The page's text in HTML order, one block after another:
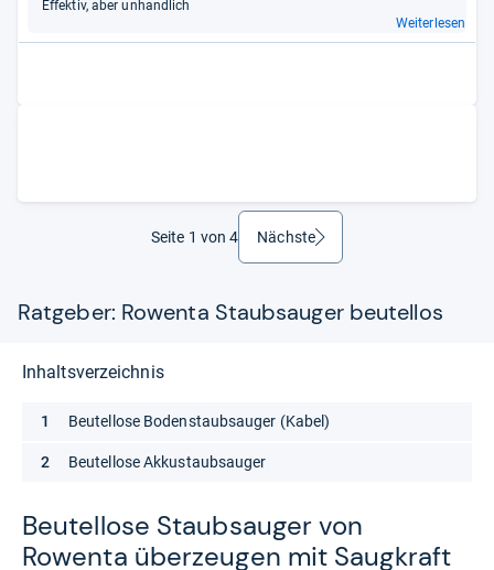
Effek­tiv, aber unhand­lich
Weiterlesen
Seite 1 von 4 Nächsteweiter
Ratgeber: Rowenta Staubsauger beutellos
Beu­tel­lose Staub­sau­ger von
Rowenta über­zeu­gen mit Saug­kraft
Inhaltsverzeichnis
Beutellose Bodenstaubsauger (Kabel)
Beutellose Akkustaubsauger